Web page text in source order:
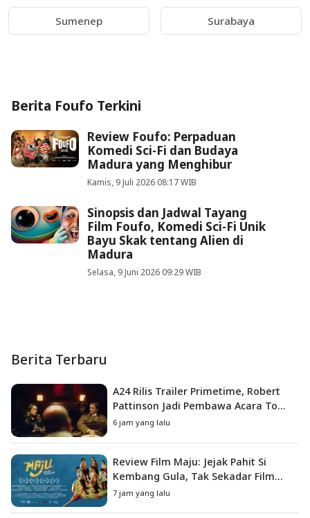
Sumenep Surabaya
Berita Foufo Terkini
Review Foufo: Perpaduan
Komedi Sci-Fi dan Budaya
Madura yang Menghibur
Kamis, 9 Juli 2026 08:17 WIB
Sinopsis dan Jadwal Tayang
Film Foufo, Komedi Sci-Fi Unik
Bayu Skak tentang Alien di
Madura
Selasa, 9 Juni 2026 09:29 WIB
Berita Terbaru
A24 Rilis Trailer Primetime, Robert
Pattinson Jadi Pembawa Acara To
Catch a Predator
6 jam yang lalu
Review Film Maju: Jejak Pahit Si
Kembang Gula, Tak Sekadar Film
Petualangan Anak
7 jam yang lalu